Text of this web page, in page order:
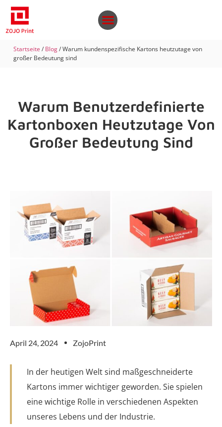
Startseite / Blog/ Warum kundenspezifische Kartons heutzutage von
großer Bedeutung sind
Warum Benutzerdefinierte
Kartonboxen Heutzutage Von
Großer Bedeutung Sind
April 24, 2024 ZojoPrint
In der heutigen Welt sind maßgeschneiderte
Kartons immer wichtiger geworden. Sie spielen
eine wichtige Rolle in verschiedenen Aspekten
unseres Lebens und der Industrie.